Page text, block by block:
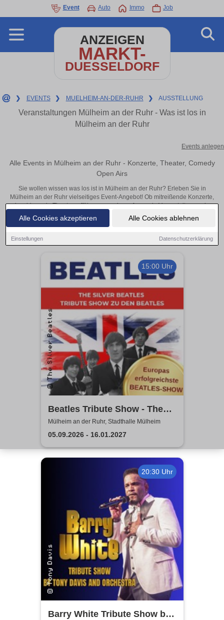
Alle Cookies akzeptieren Alle Cookies ablehnen
Einstellungen Datenschutzerklärung
Event Auto Immo Job
ANZEIGEN
MARKT-
DUESSELDORF
❯ EVENTS ❯ MUELHEIM-AN-DER-RUHR ❯ AUSSTELLUNG
Veranstaltungen Mülheim an der Ruhr - Was ist los in
Mülheim an der Ruhr
Events anlegen
Alle Events in Mülheim an der Ruhr - Konzerte, Theater, Comedy
Open Airs
Sie wollen wissen was los ist in Mülheim an der Ruhr? Erleben Sie in
Mülheim an der Ruhr vielseitiges Event-Angebot! Ob mitreißende Konzerte,
inspirierende Theateraufführungen oder aufregende Veranstaltungen in
Mülheim an der Ruhr – hier finden alles im Überblick und Tickets.
15:00 Uhr
Beatles Tribute Show - The
Silver Beatles
Mülheim an der Ruhr, Stadthalle Mülheim
05.09.2026 - 16.01.2027
20:30 Uhr
Barry White Tribute Show by